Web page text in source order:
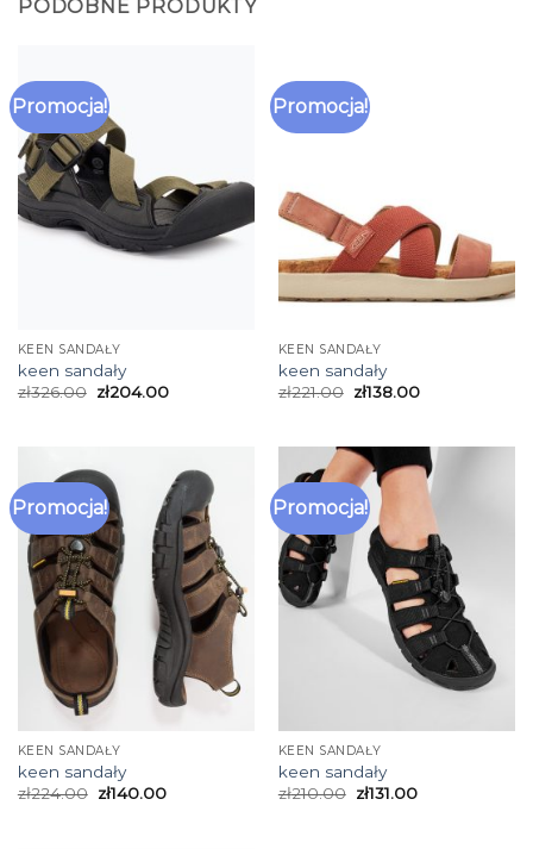
PODOBNE PRODUKTY
Promocja!
KEEN SANDAŁY
keen sandały
zł326.00 zł204.00
Promocja!
KEEN SANDAŁY
keen sandały
zł221.00 zł138.00
Promocja!
KEEN SANDAŁY
keen sandały
zł224.00 zł140.00
Promocja!
KEEN SANDAŁY
keen sandały
zł210.00 zł131.00